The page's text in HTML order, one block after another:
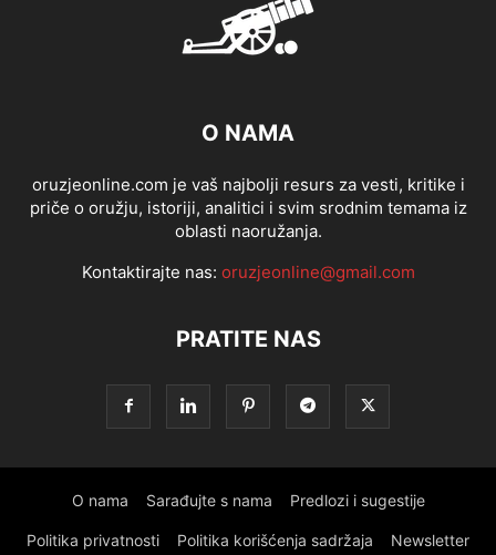
O NAMA
oruzjeonline.com je vaš najbolji resurs za vesti, kritike i
priče o oružju, istoriji, analitici i svim srodnim temama iz
oblasti naoružanja.
Kontaktirajte nas: oruzjeonline@gmail.com
PRATITE NAS
O nama Sarađujte s nama Predlozi i sugestije
Politika privatnosti Politika korišćenja sadržaja Newsletter